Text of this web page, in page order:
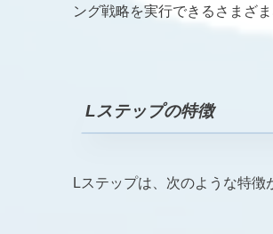
ング戦略を実行できるさまざ
Lステップの特徴
Lステップは、次のような特徴